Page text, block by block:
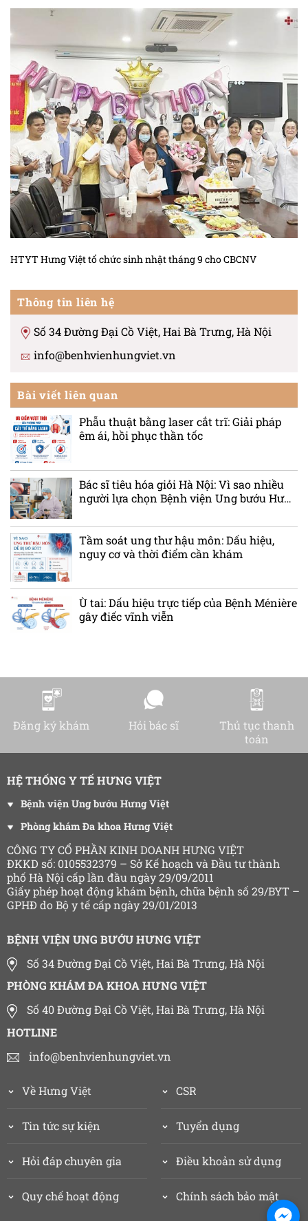
HTYT Hưng Việt tổ chức sinh nhật tháng 9 cho CBCNV
Thông tin liên hệ
Số 34 Đường Đại Cồ Việt, Hai Bà Trưng, Hà Nội
info@benhvienhungviet.vn
Bài viết liên quan
Phẫu thuật bằng laser cắt trĩ: Giải pháp
êm ái, hồi phục thần tốc
Bác sĩ tiêu hóa giỏi Hà Nội: Vì sao nhiều
người lựa chọn Bệnh viện Ung bướu Hưng
Tầm soát ung thư hậu môn: Dấu hiệu,
nguy cơ và thời điểm cần khám
Ù tai: Dấu hiệu trực tiếp của Bệnh Ménière
gây điếc vĩnh viễn
Đăng ký khám Hỏi bác sĩ
Thủ tục thanh
toán
HỆ THỐNG Y TẾ HƯNG VIỆT
Bệnh viện Ung bướu Hưng Việt
Phòng khám Đa khoa Hưng Việt
CÔNG TY CỔ PHẦN KINH DOANH HƯNG VIỆT
ĐKKD số: 0105532379 – Sở Kế hoạch và Đầu tư thành
phố Hà Nội cấp lần đầu ngày 29/09/2011
Giấy phép hoạt động khám bệnh, chữa bệnh số 29/BYT –
GPHĐ do Bộ y tế cấp ngày 29/01/2013
BỆNH VIỆN UNG BƯỚU HƯNG VIỆT
Số 34 Đường Đại Cồ Việt, Hai Bà Trưng, Hà Nội
PHÒNG KHÁM ĐA KHOA HƯNG VIỆT
Số 40 Đường Đại Cồ Việt, Hai Bà Trưng, Hà Nội
HOTLINE
info@benhvienhungviet.vn
Về Hưng Việt
Tin tức sự kiện
Hỏi đáp chuyên gia
Quy chế hoạt động
CSR
Tuyển dụng
Điều khoản sử dụng
Chính sách bảo mật